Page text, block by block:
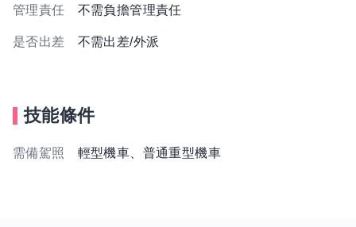
管理責任 不需負擔管理責任
是否出差 不需出差/外派
技能條件
需備駕照 輕型機車、普通重型機車